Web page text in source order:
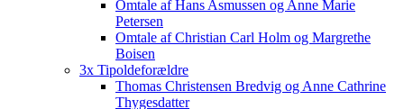
Omtale af Hans Asmussen og Anne Marie
Petersen
Omtale af Christian Carl Holm og Margrethe
Boisen
3x Tipoldeforældre
Thomas Christensen Bredvig og Anne Cathrine
Thygesdatter